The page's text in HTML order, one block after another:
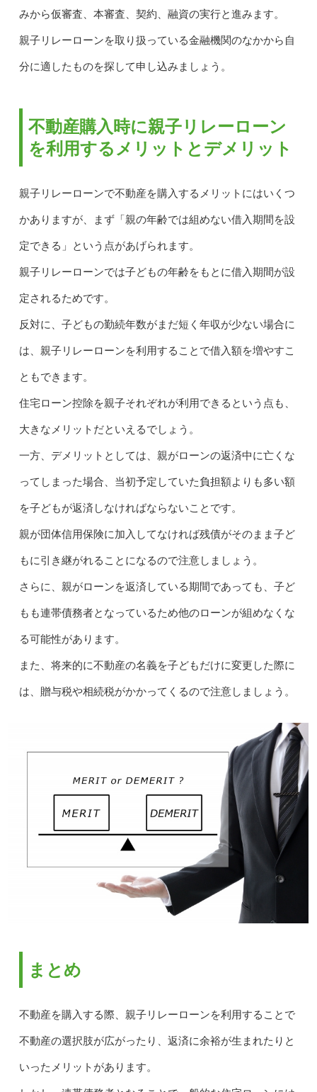
みから仮審査、本審査、契約、融資の実行と進みます。
親子リレーローンを取り扱っている金融機関のなかから自
分に適したものを探して申し込みましょう。
不動産購入時に親子リレーローン
を利用するメリットとデメリット
親子リレーローンで不動産を購入するメリットにはいくつ
かありますが、まず「親の年齢では組めない借入期間を設
定できる」という点があげられます。
親子リレーローンでは子どもの年齢をもとに借入期間が設
定されるためです。
反対に、子どもの勤続年数がまだ短く年収が少ない場合に
は、親子リレーローンを利用することで借入額を増やすこ
ともできます。
住宅ローン控除を親子それぞれが利用できるという点も、
大きなメリットだといえるでしょう。
一方、デメリットとしては、親がローンの返済中に亡くな
ってしまった場合、当初予定していた負担額よりも多い額
を子どもが返済しなければならないことです。
親が団体信用保険に加入してなければ残債がそのまま子ど
もに引き継がれることになるので注意しましょう。
さらに、親がローンを返済している期間であっても、子ど
もも連帯債務者となっているため他のローンが組めなくな
る可能性があります。
また、将来的に不動産の名義を子どもだけに変更した際に
は、贈与税や相続税がかかってくるので注意しましょう。
まとめ
不動産を購入する際、親子リレーローンを利用することで
不動産の選択肢が広がったり、返済に余裕が生まれたりと
いったメリットがあります。